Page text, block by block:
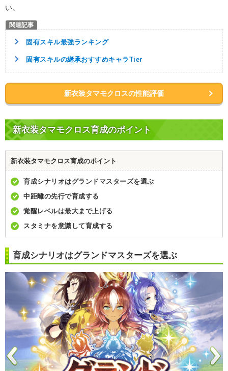
い。
固有スキル最強ランキング
固有スキルの継承おすすめキャラTier
新衣装タマモクロスの性能評価
新衣装タマモクロス育成のポイント
新衣装タマモクロス育成のポイント
育成シナリオはグランドマスターズを選ぶ
中距離の先行で育成する
覚醒レベルは最大まで上げる
スタミナを意識して育成する
育成シナリオはグランドマスターズを選ぶ